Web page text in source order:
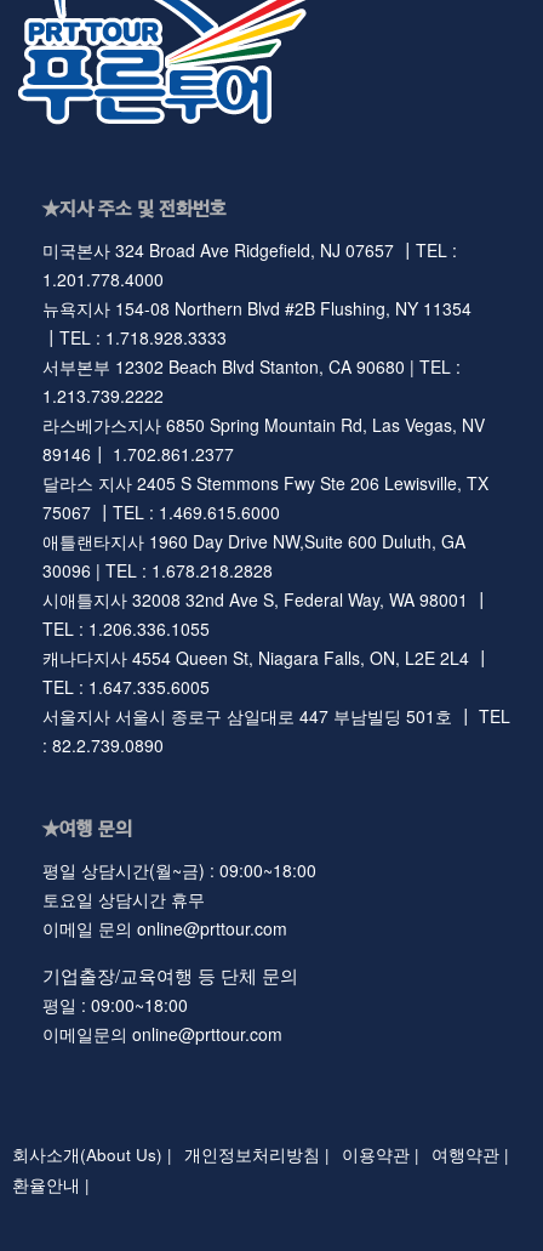
★지사 주소 및 전화번호
미국본사 324 Broad Ave Ridgefield, NJ 07657 ┃TEL :
1.201.778.4000
뉴욕지사 154-08 Northern Blvd #2B Flushing, NY 11354
┃TEL : 1.718.928.3333
서부본부 12302 Beach Blvd Stanton, CA 90680 | TEL :
1.213.739.2222
라스베가스지사 6850 Spring Mountain Rd, Las Vegas, NV
89146┃ 1.702.861.2377
달라스 지사 2405 S Stemmons Fwy Ste 206 Lewisville, TX
75067 ┃TEL : 1.469.615.6000
애틀랜타지사 1960 Day Drive NW,Suite 600 Duluth, GA
30096 | TEL : 1.678.218.2828
시애틀지사 32008 32nd Ave S, Federal Way, WA 98001 ┃
TEL : 1.206.336.1055
캐나다지사 4554 Queen St, Niagara Falls, ON, L2E 2L4 ┃
TEL : 1.647.335.6005
서울지사 서울시 종로구 삼일대로 447 부남빌딩 501호 ┃ TEL
: 82.2.739.0890
★여행 문의
평일 상담시간(월~금) : 09:00~18:00
토요일 상담시간 휴무
이메일 문의 online@prttour.com
기업출장/교육여행 등 단체 문의
평일 : 09:00~18:00
이메일문의 online@prttour.com
회사소개(About Us) | 개인정보처리방침 | 이용약관 |
여행약관 |
환율안내 |